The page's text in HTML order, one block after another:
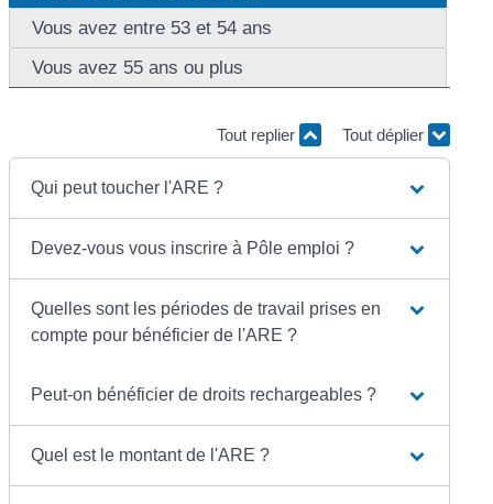
Vous avez entre 53 et 54 ans
Vous avez 55 ans ou plus
Tout replier Tout déplier
Qui peut toucher l'ARE ?
Devez-vous vous inscrire à Pôle emploi ?
Quelles sont les périodes de travail prises en
compte pour bénéficier de l'ARE ?
Peut-on bénéficier de droits rechargeables ?
Quel est le montant de l'ARE ?